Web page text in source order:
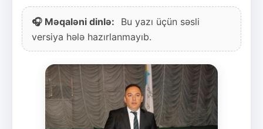
🎧 Məqaləni dinlə:
Bu yazı üçün səsli
versiya hələ hazırlanmayıb.